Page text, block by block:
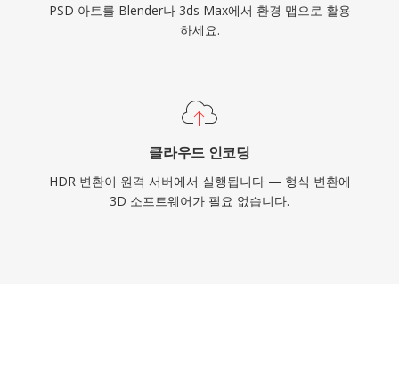
PSD 아트를 Blender나 3ds Max에서 환경 맵으로 활용
하세요.
클라우드 인코딩
HDR 변환이 원격 서버에서 실행됩니다 — 형식 변환에
3D 소프트웨어가 필요 없습니다.